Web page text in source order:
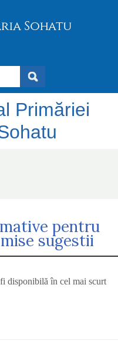
Primăriei
pentru
sugestii
disponibilă în cel mai scurt